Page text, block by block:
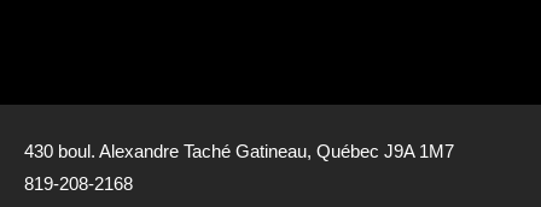
430 boul. Alexandre Taché Gatineau, Québec J9A 1M7
819-208-2168